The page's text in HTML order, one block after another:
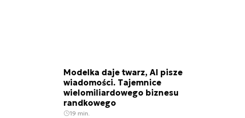
Modelka daje twarz, AI pisze
wiadomości. Tajemnice
wielomiliardowego biznesu
randkowego
19 min.